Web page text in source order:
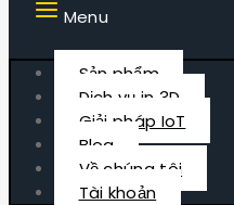
Menu
Sản phẩm
Dịch vụ in 3D
Giải pháp IoT
Blog
Về chúng tôi
Tài khoản